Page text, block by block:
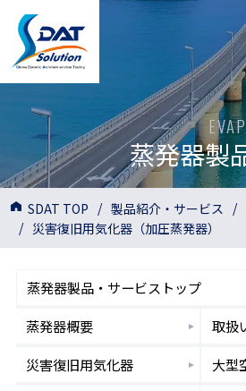
蒸発器製
SDAT TOP 製品紹介・サービス
災害復旧用気化器（加圧蒸発器）
蒸発器製品・サービストップ
蒸発器概要
取扱
災害復旧用気化器
大型